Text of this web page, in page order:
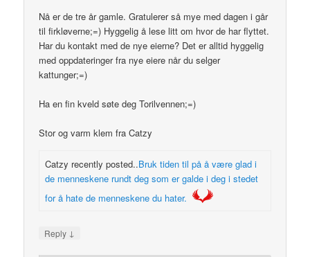
Nå er de tre år gamle. Gratulerer så mye med dagen i går
til firkløverne;=) Hyggelig å lese litt om hvor de har flyttet.
Har du kontakt med de nye eierne? Det er alltid hyggelig
med oppdateringer fra nye eiere når du selger
kattunger;=)
Ha en fin kveld søte deg Torilvennen;=)
Stor og varm klem fra Catzy
Catzy recently posted..Bruk tiden til på å være glad i
de menneskene rundt deg som er galde i deg i stedet
for å hate de menneskene du hater.
Reply ↓